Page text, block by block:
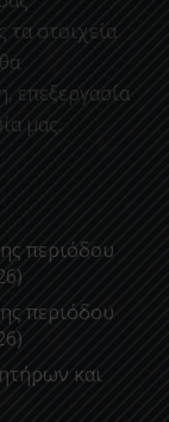
στοιχεία
επεξεργασία
μας.
περιόδου
περιόδου
και